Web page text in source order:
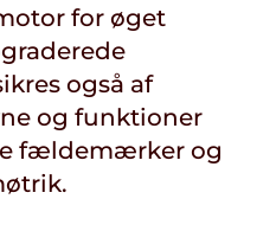
for øget
også af
og funktioner
fældemærker og